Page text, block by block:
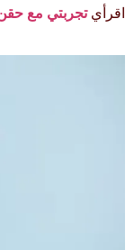
اقرأي تجربتي مع